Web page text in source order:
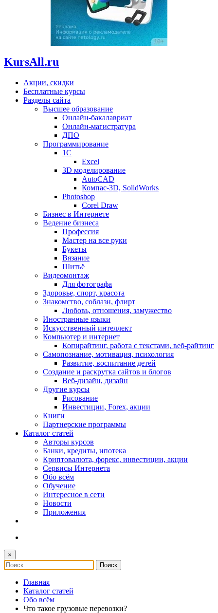
KursAll.ru
Акции, скидки
Бесплатные курсы
Разделы сайта
Высшее образование
Онлайн-бакалавриат
Онлайн-магистратура
ДПО
Программирование
1С
Excel
3D моделирование
AutoCAD
Компас-3D, SolidWorks
Photoshop
Corel Draw
Бизнес в Интернете
Ведение бизнеса
Профессия
Мастер на все руки
Букеты
Вязание
Шитьё
Видеомонтаж
Для фотографа
Здоровье, спорт, красота
Знакомство, соблазн, флирт
Любовь, отношения, замужество
Иностранные языки
Искусственный интеллект
Компьютер и интернет
Копирайтинг, работа с текстами, веб-райтинг
Самопознание, мотивация, психология
Развитие, воспитание детей
Создание и раскрутка сайтов и блогов
Веб-дизайн, дизайн
Другие курсы
Рисование
Инвестиции, Forex, акции
Книги
Партнерские программы
Каталог статей
Авторы курсов
Банки, кредиты, ипотека
Криптовалюта, форекс, инвестиции, акции
Сервисы Интернета
Обо всём
Обучение
Интересное в сети
Новости
Приложения
×
Главная
Каталог статей
Обо всём
Что такое грузовые перевозки?